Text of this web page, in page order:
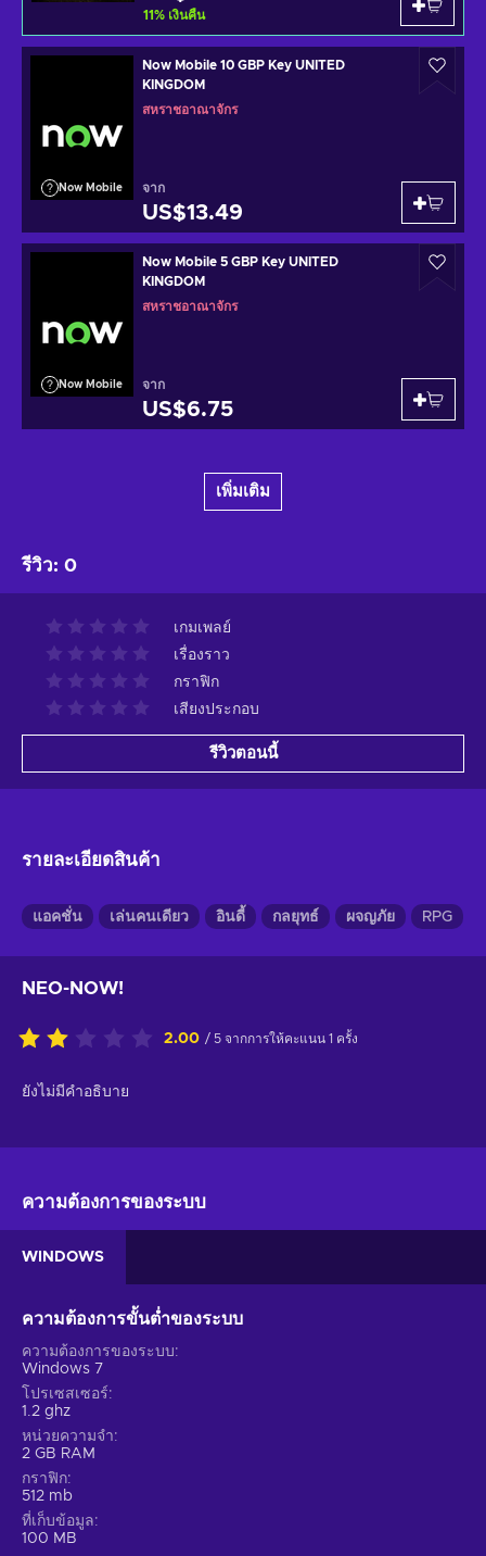
11% เงินคืน
Now Mobile
Now Mobile 10 GBP Key UNITED
KINGDOM
สหราชอาณาจักร
จาก
US$13.49
Now Mobile
Now Mobile 5 GBP Key UNITED
KINGDOM
สหราชอาณาจักร
จาก
US$6.75
เพิ่มเติม
รีวิว: 0
เกมเพลย์
เรื่องราว
กราฟิก
เสียงประกอบ
รีวิวตอนนี้
รายละเอียดสินค้า
แอคชั่น เล่นคนเดียว อินดี้ กลยุทธ์ ผจญภัย RPG
NEO-NOW!
2.00 / 5 จากการให้คะแนน 1 ครั้ง
ยังไม่มีคำอธิบาย
ความต้องการของระบบ
WINDOWS
ความต้องการขั้นต่ำของระบบ
ความต้องการของระบบ
Windows 7
โปรเซสเซอร์
1.2 ghz
หน่วยความจำ
2 GB RAM
กราฟิก
512 mb
ที่เก็บข้อมูล
100 MB